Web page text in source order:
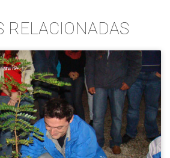
RELACIONADAS